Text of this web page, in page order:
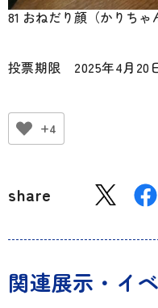
81 おねだり顔（かりちゃ
投票期限 2025年4月20
+4
share
関連展示・イ